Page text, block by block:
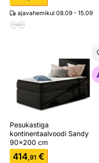
ajavahemikul 08.09 - 15.09
Pesukastiga
Otsi sarnaseid
Pesukastiga
kontinentaalvoodi Sandy
90x200 cm
414,91 €